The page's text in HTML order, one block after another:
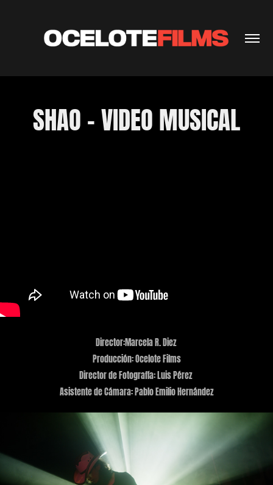
SHAO - VIDEO MUSICAL
Director:Marcela R. Diez
Producción: Ocelote Films
Director de Fotografía: Luis Pérez
Asistente de Cámara: Pablo Emilio Hernández